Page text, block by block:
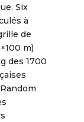
Six
à
de
m)
des 1700